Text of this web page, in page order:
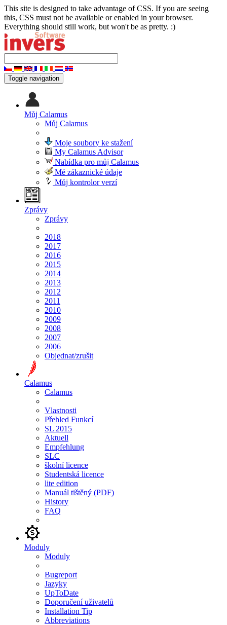
This site is designed to take advantage of CSS. If you are seeing
this, CSS must not be available or enabled in your browser.
Everything should still work, but won't be as pretty. :)
Toggle navigation
Můj Calamus
Můj Calamus
Moje soubory ke stažení
My Calamus Advisor
Nabídka pro můj Calamus
Mé zákaznické údaje
Můj kontrolor verzí
Zprávy
Zprávy
2018
2017
2016
2015
2014
2013
2012
2011
2010
2009
2008
2007
2006
Objednat/zrušit
Calamus
Calamus
Vlastnosti
Přehled Funkcí
SL 2015
Aktuell
Empfehlung
SLC
školní licence
Studentská licence
lite edition
Manuál tištěný (PDF)
History
FAQ
Moduly
Moduly
Bugreport
Jazyky
UpToDate
Doporučení uživatelů
Installation Tip
Abbreviations